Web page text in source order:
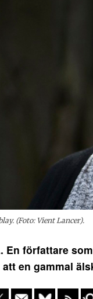
(Foto: Vient Lancer).
En författare
att en gammal